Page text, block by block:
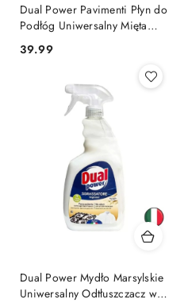
Dual Power Pavimenti Płyn do
Podłóg Uniwersalny Mięta
Cena:
39.99
Dual Power Mydło Marsylskie
Uniwersalny Odtłuszczacz w